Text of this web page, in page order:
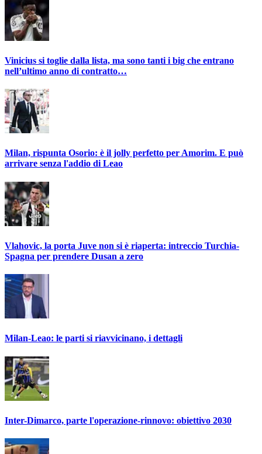
Vinicius si toglie dalla lista, ma sono tanti i big che entrano
nell’ultimo anno di contratto…
Milan, rispunta Osorio: è il jolly perfetto per Amorim. E può
arrivare senza l'addio di Leao
Vlahovic, la porta Juve non si è riaperta: intreccio Turchia-
Spagna per prendere Dusan a zero
Milan-Leao: le parti si riavvicinano, i dettagli
Inter-Dimarco, parte l'operazione-rinnovo: obiettivo 2030